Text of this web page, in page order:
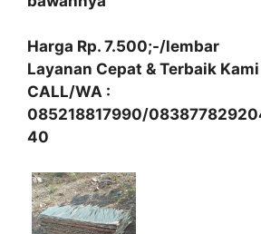
Harga Rp. 7.500;-/lembar
Layanan Cepat & Terbaik Kami
CALL/WA :
085218817990/
40